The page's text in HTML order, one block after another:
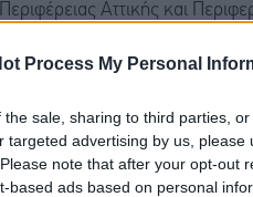
Process My Personal
the sale, sharing to third parties,
targeted advertising by us,
note that after your opt-out
based ads based on personal
Αττικής και
ενοικίου ετησίως, αντί
υπαλλήλους